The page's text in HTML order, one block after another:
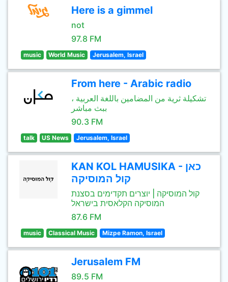
Here is a gimmel
not
97.8 FM
music World Music Jerusalem, Israel
From here - Arabic radio
تشكيلة ثرية من المضامين باللغة العربية ،
ببث مباشر
90.3 FM
talk US News Jerusalem, Israel
KAN KOL HAMUSIKA - כאן
קול המוסיקה
קול המוסיקה | יוצרים תקדימים בסצנת
המוסיקה הקלאסית בישראל
87.6 FM
music Classical Music Mizpe Ramon, Israel
Jerusalem FM
89.5 FM